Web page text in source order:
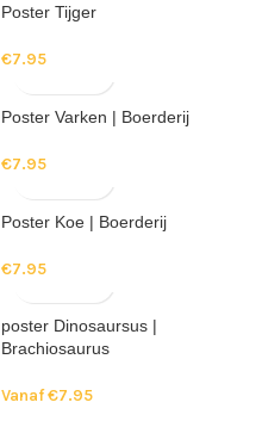
Poster Tijger
€7.95
Poster Varken | Boerderij
€7.95
Poster Koe | Boerderij
€7.95
poster Dinosaursus |
Brachiosaurus
Vanaf€7.95